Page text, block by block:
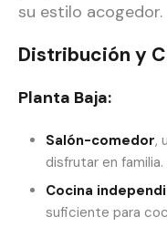
su estilo acogedor.
Distribución y
Planta Baja:
Salón-comedor,
disfrutar en familia.
Cocina
suficiente para